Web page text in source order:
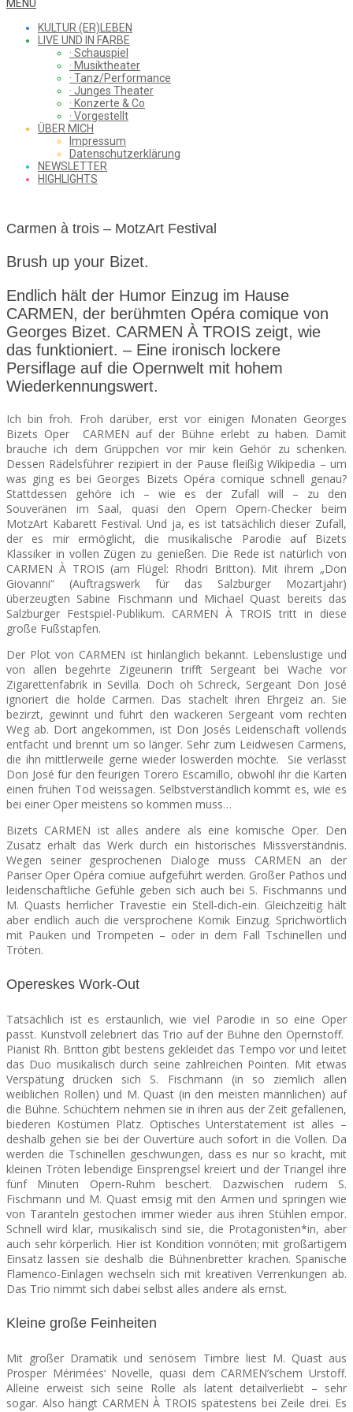
WHAT
SAW
FROM
THE
CHEAP
SEATS
Menu
MENU
KULTUR (ER)LEBEN
LIVE UND IN FARBE
· Schauspiel
· Musiktheater
· Tanz/Performance
· Junges Theater
· Konzerte & Co
· Vorgestellt
ÜBER MICH
Impressum
Datenschutzerklärung
NEWSLETTER
HIGHLIGHTS
Carmen à trois – MotzArt Festival
Brush up your Bizet.
Endlich hält der Humor Einzug im Hause
CARMEN, der berühmten Opéra comique von
Georges Bizet. CARMEN À TROIS zeigt, wie
das funktioniert. – Eine ironisch lockere
Persiflage auf die Opernwelt mit hohem
Wiederkennungswert.
Ich bin froh. Froh darüber, erst vor einigen Monaten Georges
Bizets Oper CARMEN auf der Bühne erlebt zu haben. Damit
brauche ich dem Grüppchen vor mir kein Gehör zu schenken.
Dessen Rädelsführer rezipiert in der Pause fleißig Wikipedia – um
was ging es bei Georges Bizets Opéra comique schnell genau?
Stattdessen gehöre ich – wie es der Zufall will – zu den
Souveränen im Saal, quasi den Opern Opern-Checker beim
MotzArt Kabarett Festival. Und ja, es ist tatsächlich dieser Zufall,
der es mir ermöglicht, die musikalische Parodie auf Bizets
Klassiker in vollen Zügen zu genießen. Die Rede ist natürlich von
CARMEN À TROIS (am Flügel: Rhodri Britton). Mit ihrem „Don
Giovanni“ (Auftragswerk für das Salzburger Mozartjahr)
überzeugten Sabine Fischmann und Michael Quast bereits das
Salzburger Festspiel-Publikum. CARMEN À TROIS tritt in diese
große Fußstapfen.
Der Plot von CARMEN ist hinlänglich bekannt. Lebenslustige und
von allen begehrte Zigeunerin trifft Sergeant bei Wache vor
Zigarettenfabrik in Sevilla. Doch oh Schreck, Sergeant Don José
ignoriert die holde Carmen. Das stachelt ihren Ehrgeiz an. Sie
bezirzt, gewinnt und führt den wackeren Sergeant vom rechten
Weg ab. Dort angekommen, ist Don Josés Leidenschaft vollends
entfacht und brennt um so länger. Sehr zum Leidwesen Carmens,
die ihn mittlerweile gerne wieder loswerden möchte. Sie verlässt
Don José für den feurigen Torero Escamillo, obwohl ihr die Karten
einen frühen Tod weissagen. Selbstverständlich kommt es, wie es
bei einer Oper meistens so kommen muss…
Bizets CARMEN ist alles andere als eine komische Oper. Den
Zusatz erhält das Werk durch ein historisches Missverständnis.
Wegen seiner gesprochenen Dialoge muss CARMEN an der
Pariser Oper Opéra comiue aufgeführt werden. Großer Pathos und
leidenschaftliche Gefühle geben sich auch bei S. Fischmanns und
M. Quasts herrlicher Travestie ein Stell-dich-ein. Gleichzeitig hält
aber endlich auch die versprochene Komik Einzug. Sprichwörtlich
mit Pauken und Trompeten – oder in dem Fall Tschinellen und
Tröten.
Opereskes Work-Out
Tatsächlich ist es erstaunlich, wie viel Parodie in so eine Oper
passt. Kunstvoll zelebriert das Trio auf der Bühne den Opernstoff.
Pianist Rh. Britton gibt bestens gekleidet das Tempo vor und leitet
das Duo musikalisch durch seine zahlreichen Pointen. Mit etwas
Verspätung drücken sich S. Fischmann (in so ziemlich allen
weiblichen Rollen) und M. Quast (in den meisten männlichen) auf
die Bühne. Schüchtern nehmen sie in ihren aus der Zeit gefallenen,
biederen Kostümen Platz. Optisches Unterstatement ist alles –
deshalb gehen sie bei der Ouvertüre auch sofort in die Vollen. Da
werden die Tschinellen geschwungen, dass es nur so kracht, mit
kleinen Tröten lebendige Einsprengsel kreiert und der Triangel ihre
fünf Minuten Opern-Ruhm beschert. Dazwischen rudern S.
Fischmann und M. Quast emsig mit den Armen und springen wie
von Taranteln gestochen immer wieder aus ihren Stühlen empor.
Schnell wird klar, musikalisch sind sie, die Protagonisten*in, aber
auch sehr körperlich. Hier ist Kondition vonnöten; mit großartigem
Einsatz lassen sie deshalb die Bühnenbretter krachen. Spanische
Flamenco-Einlagen wechseln sich mit kreativen Verrenkungen ab.
Das Trio nimmt sich dabei selbst alles andere als ernst.
Kleine große Feinheiten
Mit großer Dramatik und seriösem Timbre liest M. Quast aus
Prosper Mérimées‘ Novelle, quasi dem CARMEN’schem Urstoff.
Alleine erweist sich seine Rolle als latent detailverliebt – sehr
sogar. Also hängt CARMEN À TROIS spätestens bei Zeile drei. Es